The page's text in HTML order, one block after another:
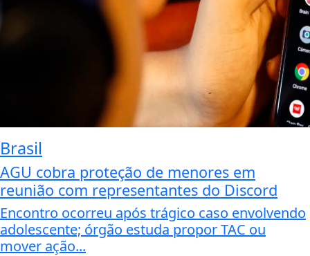
Brasil
AGU cobra proteção de menores em
reunião com representantes do Discord
Encontro ocorreu após trágico caso envolvendo
adolescente; órgão estuda propor TAC ou
mover ação...